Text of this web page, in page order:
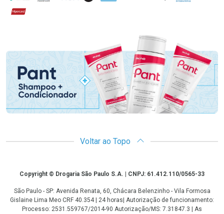
Hipercard
Promoção em Destaque
Voltar ao Topo
CopyrightCopyright © Drogaria São Paulo S.A. | CNPJ: 61.412.110/0565-33
São Paulo - SP: Avenida Renata, 60, Chácara Belenzinho - Vila Formosa
Gislaine Lima Meo CRF 40.354 | 24 horas| Autorização de funcionamento:
Processo: 2531.559767/2014-90 Autorização/MS: 7.31847.3 | As